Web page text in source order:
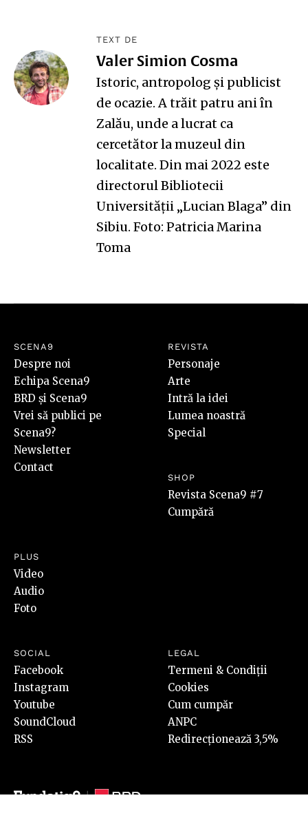
TEXT DE
Valer Simion Cosma
Istoric, antropolog și publicist
de ocazie. A trăit patru ani în
Zalău, unde a lucrat ca
cercetător la muzeul din
localitate. Din mai 2022 este
directorul Bibliotecii
Universității „Lucian Blaga” din
Sibiu. Foto: Patricia Marina
Toma
SCENA9
Despre noi
Echipa Scena9
BRD și Scena9
Vrei să publici pe
Scena9?
Newsletter
Contact
REVISTA
Personaje
Arte
Intră la idei
Lumea noastră
Special
SHOP
Revista Scena9 #7
Cumpără
PLUS
Video
Audio
Foto
SOCIAL
Facebook
Instagram
Youtube
SoundCloud
RSS
LEGAL
Termeni & Condiții
Cookies
Cum cumpăr
ANPC
Redirecționează 3,5%